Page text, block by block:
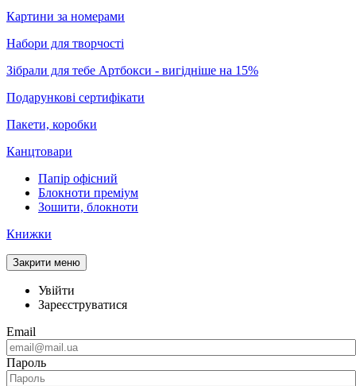
Картини за номерами
Набори для творчості
Зібрали для тебе Артбокси - вигідніше на 15%
Подарункові сертифікати
Пакети, коробки
Канцтовари
Папір офісний
Блокноти преміум
Зошити, блокноти
Книжки
Закрити меню
Увійти
Зареєструватися
Email
Пароль